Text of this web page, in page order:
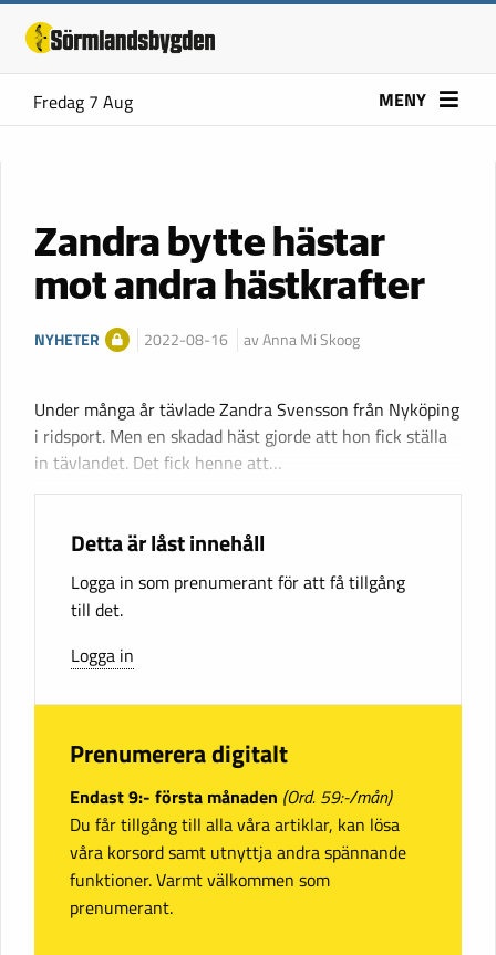
Fredag 7 Aug MENY
Zandra bytte hästar
mot andra hästkrafter
NYHETER 2022-08-16 av Anna Mi Skoog
Under många år tävlade Zandra Svensson från Nyköping
i ridsport. Men en skadad häst gjorde att hon fick ställa
in tävlandet. Det fick henne att…
Detta är låst innehåll
Logga in som prenumerant för att få tillgång
till det.
Logga in
Prenumerera digitalt
Endast 9:- första månaden (Ord. 59:-/mån)
Du får tillgång till alla våra artiklar, kan lösa
våra korsord samt utnyttja andra spännande
funktioner. Varmt välkommen som
prenumerant.